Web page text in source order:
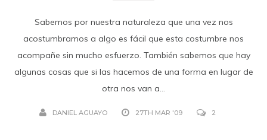
Sabemos por nuestra naturaleza que una vez nos
acostumbramos a algo es fácil que esta costumbre nos
acompañe sin mucho esfuerzo. También sabemos que hay
algunas cosas que si las hacemos de una forma en lugar de
otra nos van a...
DANIEL AGUAYO 27TH MAR '09 2